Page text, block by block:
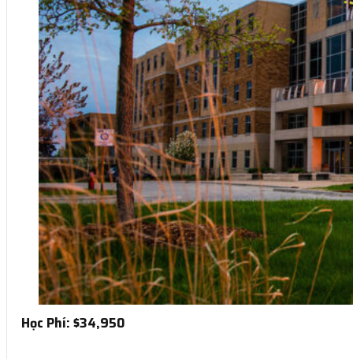
Học Phí: $34,950